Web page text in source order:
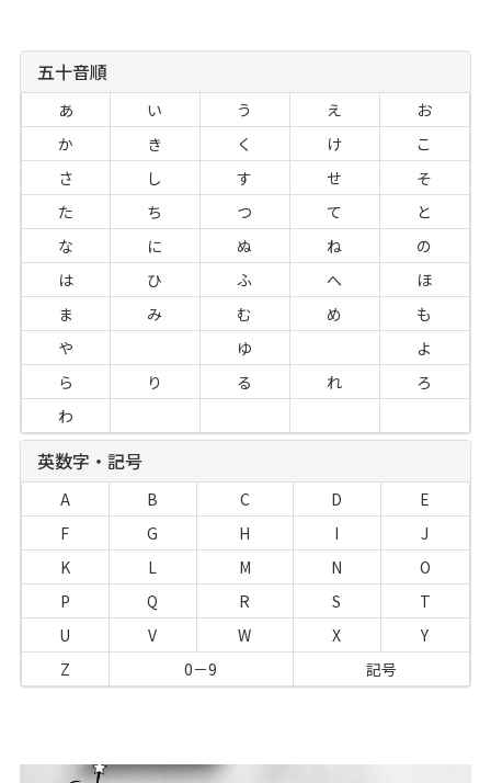
五十音順
あ い う え
お
か
き く け
こ
さ
し す せ
そ
た
ち つ て
と
な
に ぬ ね
の
は
ひ ふ へ
ほ
ま
み む め
も
や
ゆ
よ
ら
り る れ
ろ
わ
英数字・記号
A B C D
E
F
G H I
J
K
L M N
O
P
Q R S
T
U
V W X
Y
Z
0－9 記号